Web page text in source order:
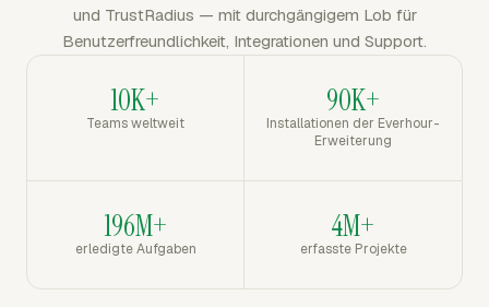
und TrustRadius — mit durchgängigem Lob für
Benutzerfreundlichkeit, Integrationen und Support.
10K+
Teams weltweit
90K+
Installationen der Everhour-
Erweiterung
196M+
erledigte Aufgaben
4M+
erfasste Projekte